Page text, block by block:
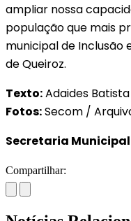
ampliar nossa
população que mais
municipal de Inclusão
de Queiroz.
Texto:Adaides Batista
Fotos:Secom /
Secretaria
Compartilhar: